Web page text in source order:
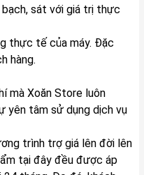
bạch, sát với giá trị thực
thực tế của máy. Đặc
hàng.
mà Xoăn Store luôn
yên tâm sử dụng dịch vụ
trình trợ giá lên đời lên
tại đây đều được áp